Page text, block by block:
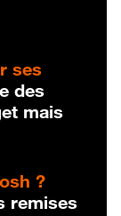
ses
des
mais
?
remises